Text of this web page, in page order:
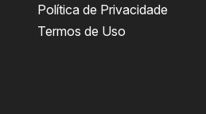
Política de Privacidade
Termos de Uso